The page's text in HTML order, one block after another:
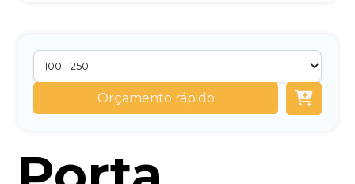
Orçamento rápido